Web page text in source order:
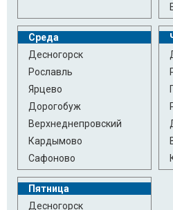
Среда
Десногорск
Рославль
Ярцево
Дорогобуж
Верхнеднепровский
Кардымово
Сафоново
Пятница
Десногорск